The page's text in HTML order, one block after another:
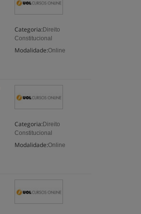
Categoria: Direito
Constitucional
Modalidade:Online
Categoria: Direito
Constitucional
Modalidade:Online